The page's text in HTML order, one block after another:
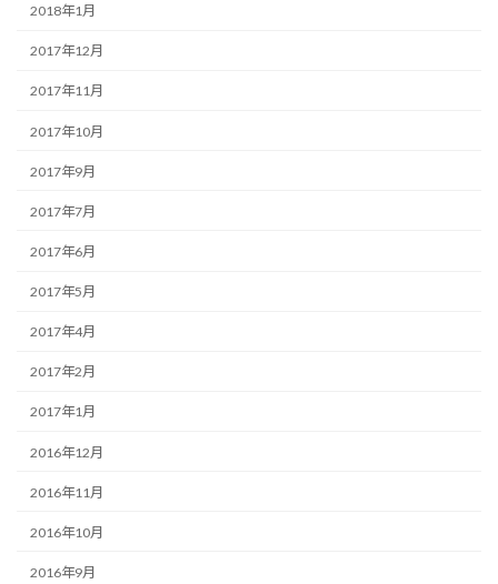
2018年1月
2017年12月
2017年11月
2017年10月
2017年9月
2017年7月
2017年6月
2017年5月
2017年4月
2017年2月
2017年1月
2016年12月
2016年11月
2016年10月
2016年9月